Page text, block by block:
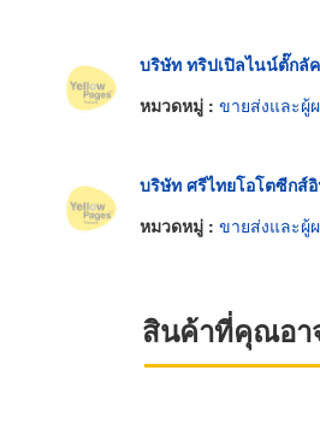
บริษัท ทริปเปิลไนน์ตั๊กลั
หมวดหมู่ : ขายส่งและผู้ผลิตเ
บริษัท ศรีไทยโอโตซีกส์
หมวดหมู่ : ขายส่งและผู้ผลิตเ
สินค้าที่คุณอา